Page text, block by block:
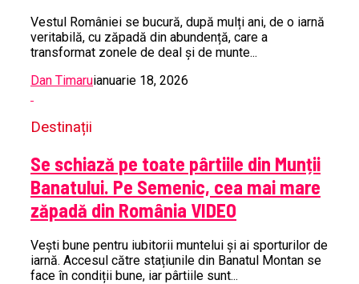
Vestul României se bucură, după mulți ani, de o iarnă
veritabilă, cu zăpadă din abundență, care a
transformat zonele de deal și de munte...
Dan Timaruianuarie 18, 2026
Destinații
Se schiază pe toate pârtiile din Munții
Banatului. Pe Semenic, cea mai mare
zăpadă din România VIDEO
Vești bune pentru iubitorii muntelui și ai sporturilor de
iarnă. Accesul către stațiunile din Banatul Montan se
face în condiții bune, iar pârtiile sunt...